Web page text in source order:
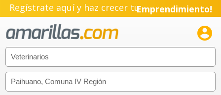
Regístrate aquí y haz crecer tuEmprendimiento!
